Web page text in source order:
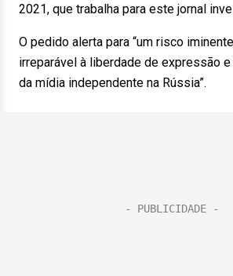
2021, que trabalha para este jornal
O pedido alerta para “um risco
irreparável à liberdade de expressão
da mídia independente na Rússia”.